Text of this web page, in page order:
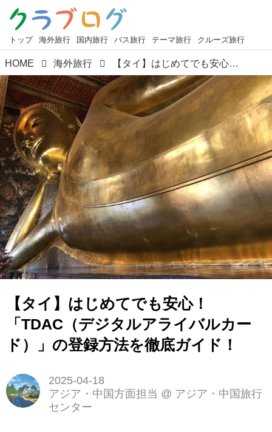
トップ 海外旅行 国内旅行 バス旅行 テーマ旅行 クルーズ旅行
HOME 海外旅行 【タイ】はじめてでも安心！「TDAC（デジタルアライバルカード）」の登録方法を徹底ガイド！
【タイ】はじめてでも安心！
「TDAC（デジタルアライバルカー
ド）」の登録方法を徹底ガイド！
2025-04-18
アジア・中国方面担当 @ アジア・中国旅行
センター